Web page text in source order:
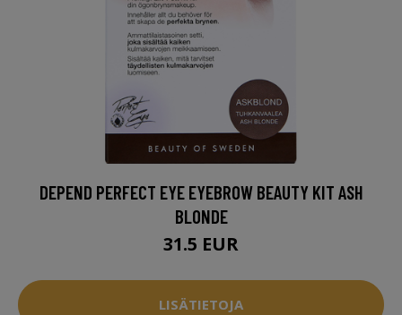
DEPEND PERFECT EYE EYEBROW BEAUTY KIT ASH
BLONDE
31.5 EUR
LISÄTIETOJA